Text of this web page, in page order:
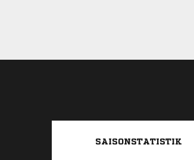
SAISONSTATISTIK